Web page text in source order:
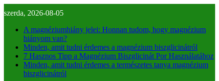
a
tartalomra
szerda, 2026-08-05
A magnéziumhiány jelei: Honnan tudom, hogy magnézium
hiányom van?
Minden, amit tudni érdemes a magnézium biszglicinátról
7 Hasznos Tipp a Magnézium Biszglicinát Por Használatához
Minden, amit tudni érdemes a természetes tanya magnézium
biszglicinátról